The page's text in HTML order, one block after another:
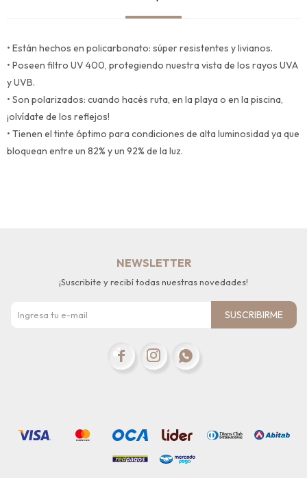
• Están hechos en policarbonato: súper resistentes y livianos.
• Poseen filtro UV 400, protegiendo nuestra vista de los rayos UVA
y UVB.
• Son polarizados: cuando hacés ruta, en la playa o en la piscina,
¡olvídate de los reflejos!
• Tienen el tinte óptimo para condiciones de alta luminosidad ya que
bloquean entre un 82% y un 92% de la luz.
NEWSLETTER
¡Suscribite y recibí todas nuestras novedades!
SUSCRIBIRME
  